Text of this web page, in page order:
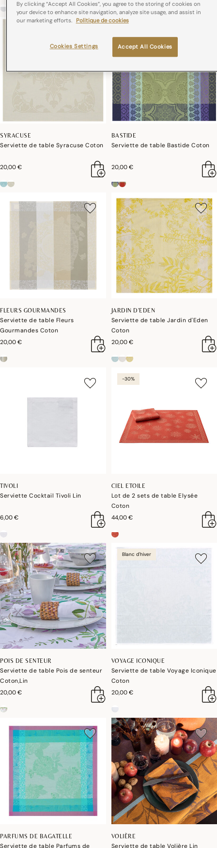
SYRACUSE
Serviette de table Syracuse Coton
20,00 €
BASTIDE
Serviette de table Bastide Coton
20,00 €
FLEURS GOURMANDES
Serviette de table Fleurs
Gourmandes Coton
20,00 €
JARDIN D'EDEN
Serviette de table Jardin d'Eden
Coton
20,00 €
TIVOLI
Serviette Cocktail Tivoli Lin
6,00 €
-30%
CIEL ETOILE
Lot de 2 sets de table Elysée
Coton
44,00 €
POIS DE SENTEUR
Serviette de table Pois de senteur
Coton,Lin
20,00 €
Blanc d'hiver
VOYAGE ICONIQUE
Serviette de table Voyage Iconique
Coton
20,00 €
PARFUMS DE BAGATELLE
Serviette de table Parfums de
VOLIÈRE
Serviette de table Volière Lin
By clicking “Accept All Cookies”, you agree to the storing of cookies on
your device to enhance site navigation, analyze site usage, and assist in
our marketing efforts. Politique de cookies
Accept All Cookies
Cookies Settings